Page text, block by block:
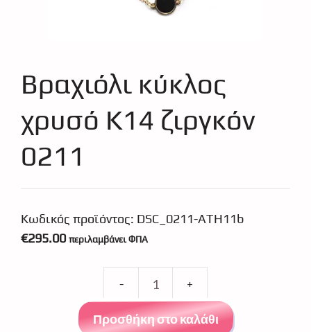
Βραχιόλι κύκλος
χρυσό Κ14 ζιργκόν
0211
Κωδικός προϊόντος: DSC_0211-ATH11b
€295.00 περιλαμβάνει ΦΠΑ
κύκλος
Προσθήκη στο καλάθι